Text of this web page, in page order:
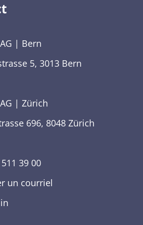
| Bern
5, 3013 Bern
| Zürich
696, 8048 Zürich
39 00
un courriel